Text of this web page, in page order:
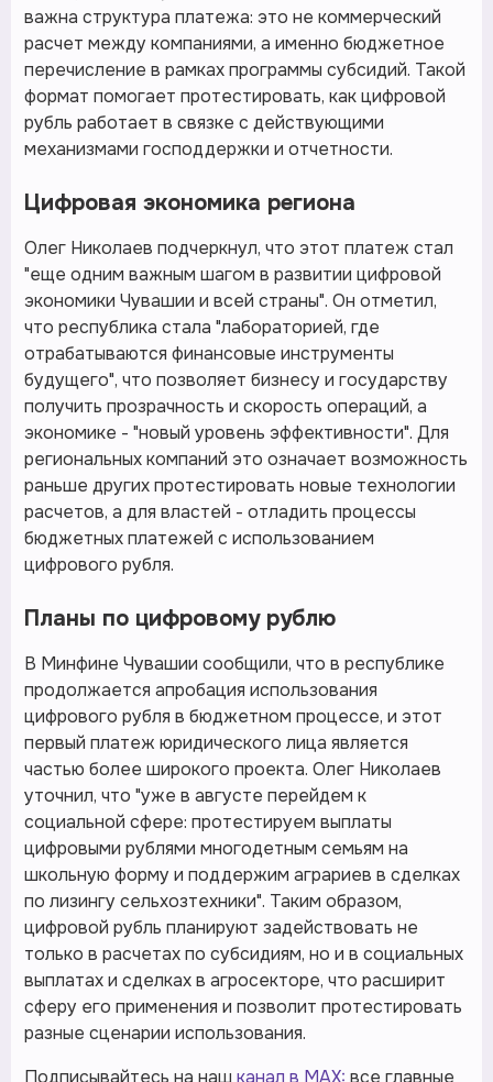
важна структура платежа: это не коммерческий
расчет между компаниями, а именно бюджетное
перечисление в рамках программы субсидий. Такой
формат помогает протестировать, как цифровой
рубль работает в связке с действующими
механизмами господдержки и отчетности.
Цифровая экономика региона
Олег Николаев подчеркнул, что этот платеж стал
"еще одним важным шагом в развитии цифровой
экономики Чувашии и всей страны". Он отметил,
что республика стала "лабораторией, где
отрабатываются финансовые инструменты
будущего", что позволяет бизнесу и государству
получить прозрачность и скорость операций, а
экономике - "новый уровень эффективности". Для
региональных компаний это означает возможность
раньше других протестировать новые технологии
расчетов, а для властей - отладить процессы
бюджетных платежей с использованием
цифрового рубля.
Планы по цифровому рублю
В Минфине Чувашии сообщили, что в республике
продолжается апробация использования
цифрового рубля в бюджетном процессе, и этот
первый платеж юридического лица является
частью более широкого проекта. Олег Николаев
уточнил, что "уже в августе перейдем к
социальной сфере: протестируем выплаты
цифровыми рублями многодетным семьям на
школьную форму и поддержим аграриев в сделках
по лизингу сельхозтехники". Таким образом,
цифровой рубль планируют задействовать не
только в расчетах по субсидиям, но и в социальных
выплатах и сделках в агросекторе, что расширит
сферу его применения и позволит протестировать
разные сценарии использования.